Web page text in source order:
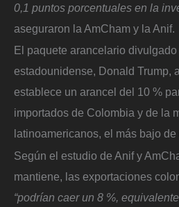
0,1 puntos porcentuales en la
aseguraron la AmCham y la Anif.
El paquete arancelario
estadounidense, Donald Trump,
establece un arancel del 10 %
importados de Colombia y de la
latinoamericanos, el más bajo
Según el estudio de Anif y
mantiene, las exportaciones
“podrían caer un 8 %,